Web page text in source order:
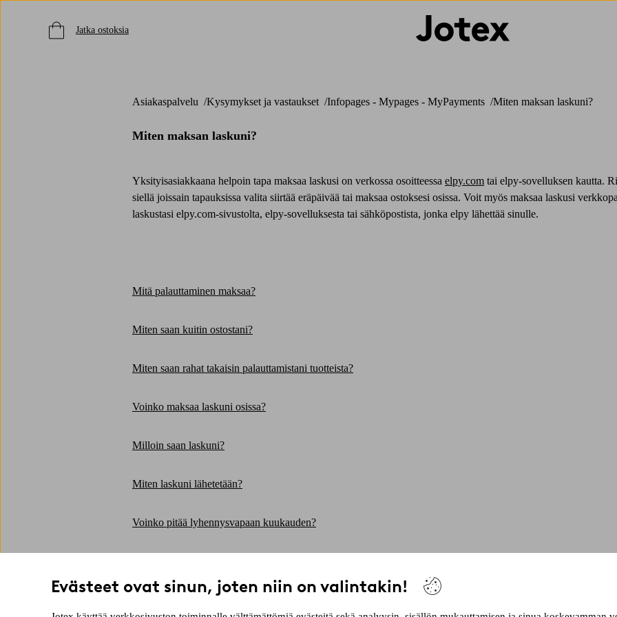
Evästeet ovat sinun, joten niin on valintakin!
Jatka ostoksia
Asiakaspalvelu Kysymykset ja vastaukset Infopages - Mypages - MyPayments Miten maksan laskuni?
Miten maksan laskuni?
Yksityisasiakkaana helpoin tapa maksaa laskusi on verkossa osoitteessa elpy.com tai elpy-sovelluksen kautta.
siellä joissain tapauksissa valita siirtää eräpäivää tai maksaa ostoksesi osissa. Voit myös maksaa laskusi
laskustasi elpy.com-sivustolta, elpy-sovelluksesta tai sähköpostista, jonka elpy lähettää sinulle.
Mitä palauttaminen maksaa?
Miten saan kuitin ostostani?
Miten saan rahat takaisin palauttamistani tuotteista?
Voinko maksaa laskuni osissa?
Milloin saan laskuni?
Miten laskuni lähetetään?
Voinko pitää lyhennysvapaan kuukauden?
Miten alennus toimii vaihdon ja palautuksen yhteydessä?